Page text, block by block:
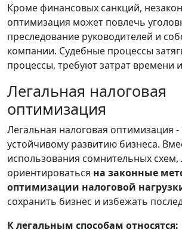
Кроме финансовых санкций,
оптимизация может повлечь
преследование руководителей и
компании. Судебные процессы
процессы, требуют затрат времени
Легальная налоговая
оптимизация
Легальная налоговая оптимизация -
устойчивому развитию бизнеса.
использования сомнительных
ориентироваться на законные
оптимизации налоговой
сохранить бизнес и избежать
К легальным способам относятся: